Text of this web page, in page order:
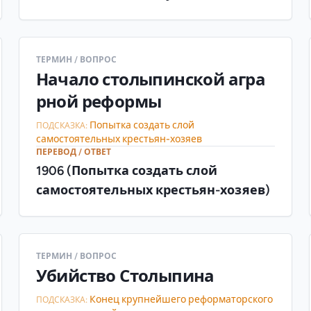
ТЕРМИН / ВОПРОС
Начало столыпинской агра
рной реформы
ПОДСКАЗКА:Попытка создать слой
самостоятельных крестьян-хозяев
ПЕРЕВОД / ОТВЕТ
1906 (Попытка создать слой
самостоятельных крестьян-хозяев)
ТЕРМИН / ВОПРОС
Убийство Столыпина
ПОДСКАЗКА:Конец крупнейшего реформаторского